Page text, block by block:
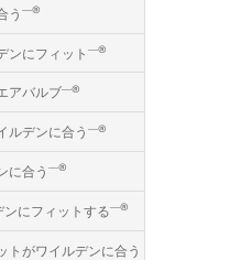
う ―®
ンにフィット ―®
アバルブ―®
ルデンに合う ―®
に合う ―®
にフィットする―®
トがワイルデンに合う